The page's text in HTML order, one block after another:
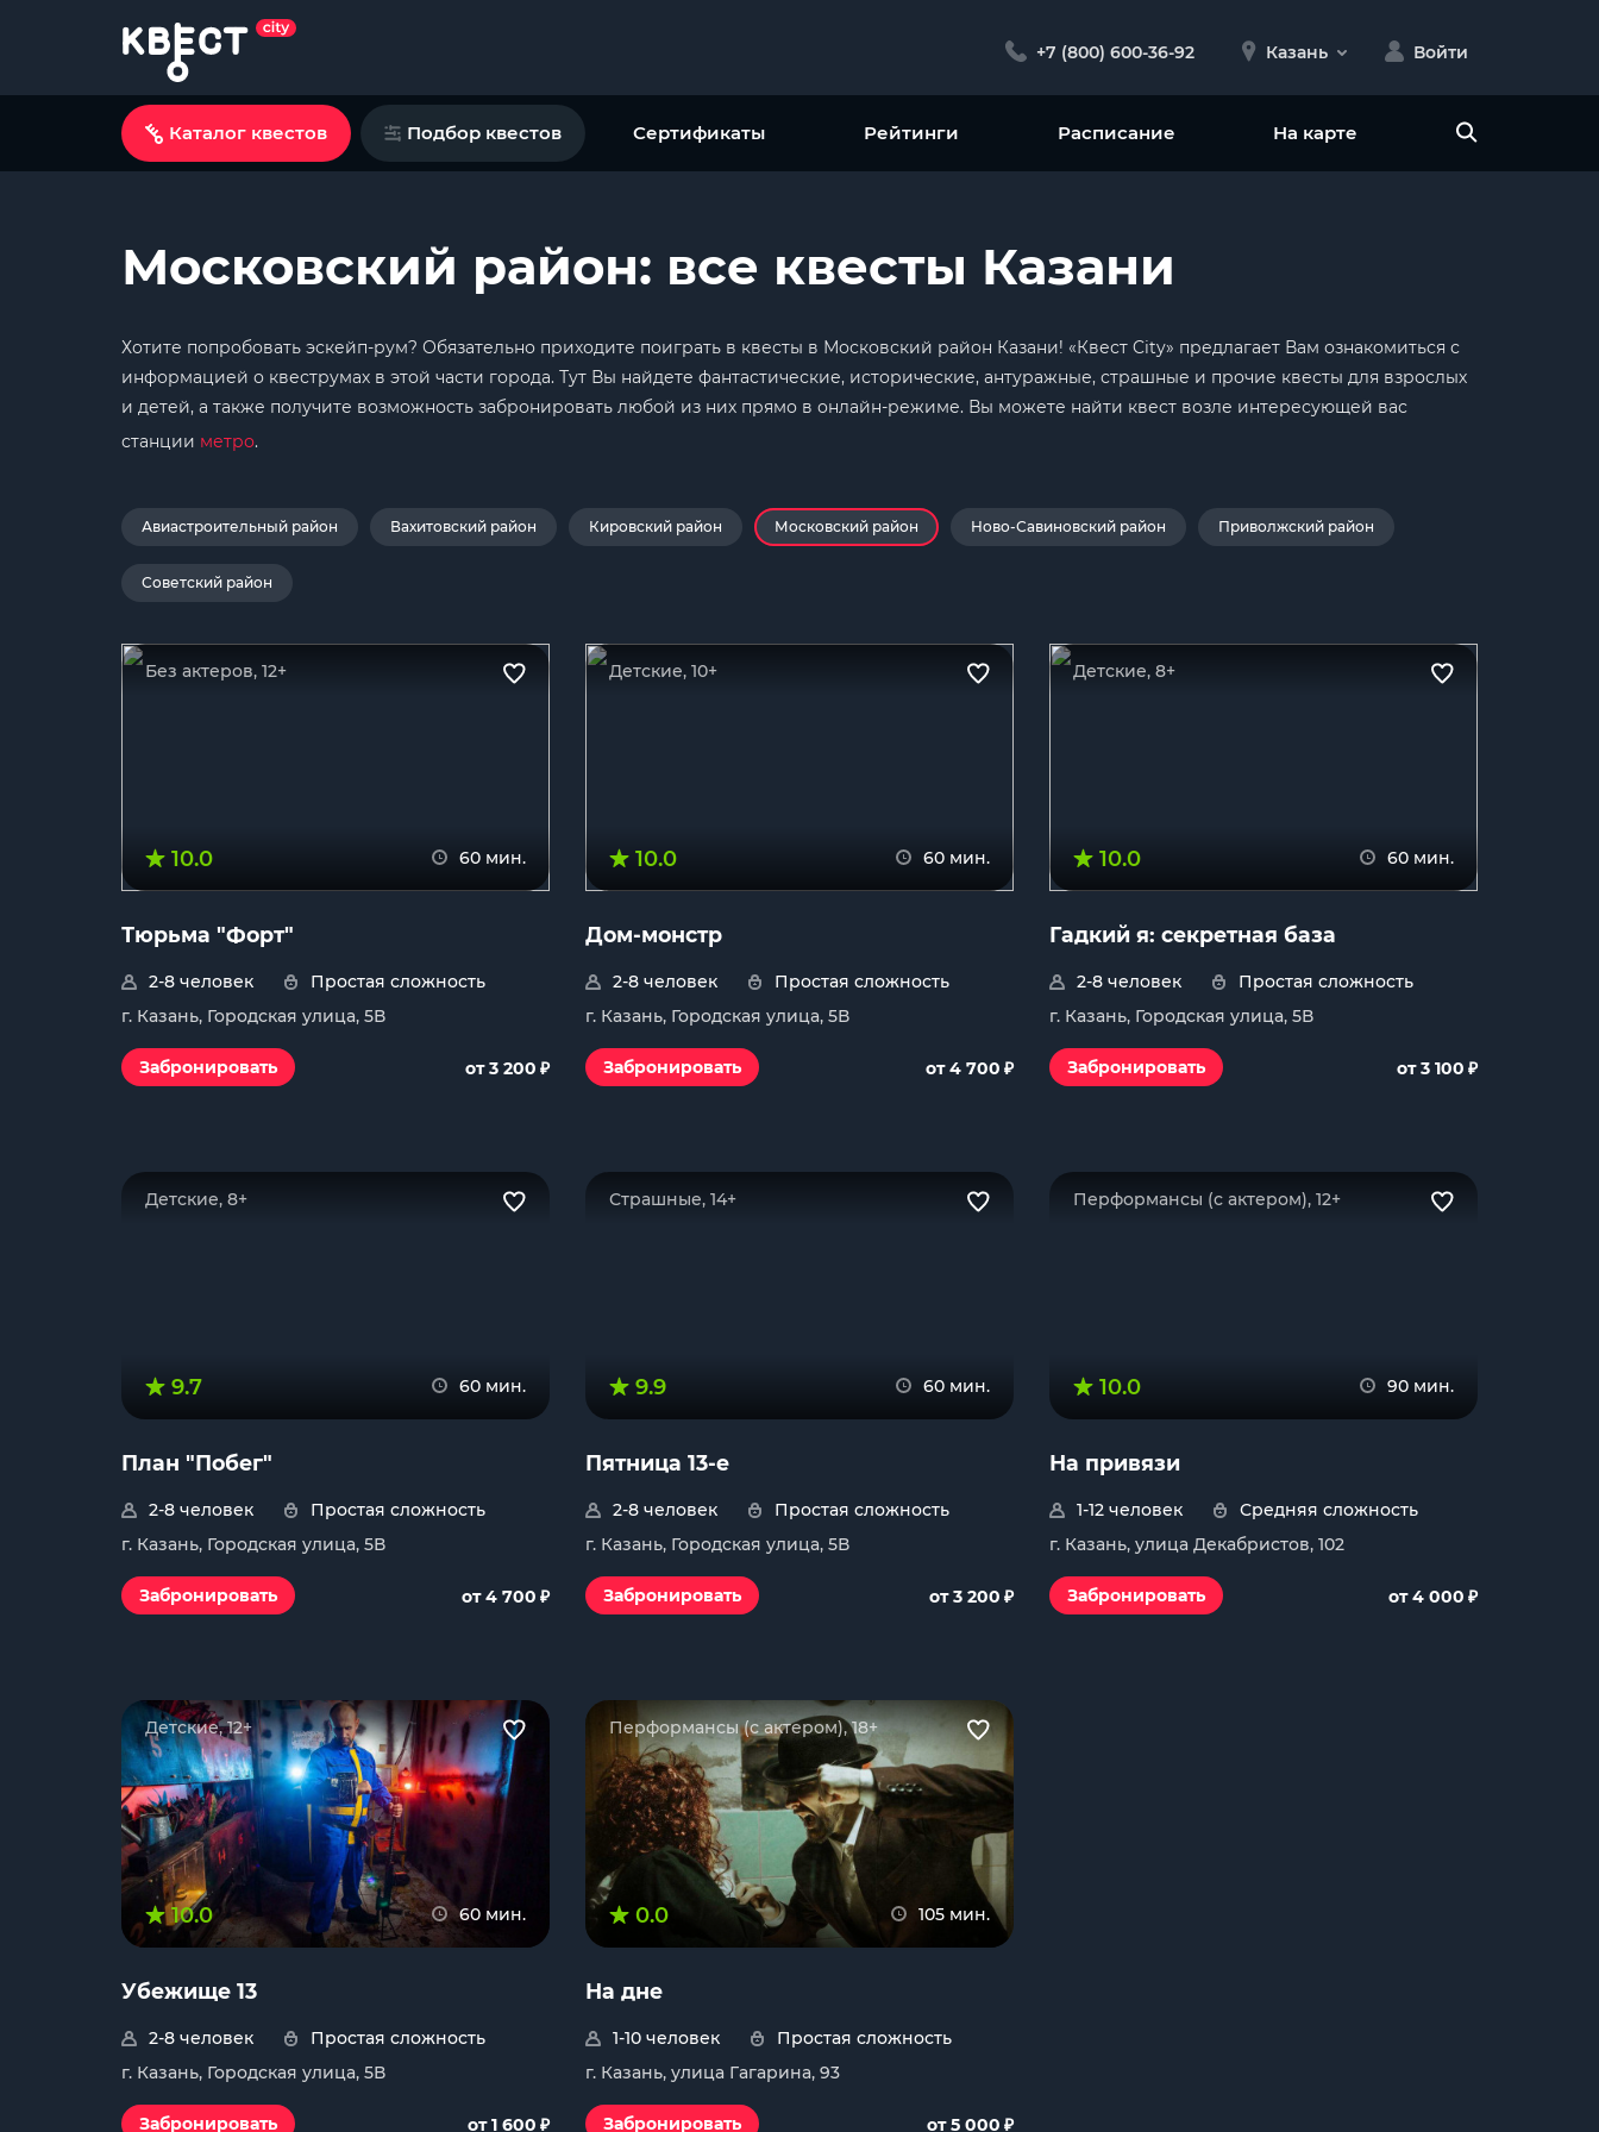
+7 (800) 600-36-92 Казань Войти
Каталог квестов Подбор квестов Сертификаты Рейтинги Расписание На карте
Московский район: все квесты Казани
Хотите попробовать эскейп-рум? Обязательно приходите поиграть в квесты в Московский район Казани! «Квест City» предлагает Вам ознакомиться с
информацией о квеструмах в этой части города. Тут Вы найдете фантастические, исторические, антуражные, страшные и прочие квесты для взрослых
и детей, а также получите возможность забронировать любой из них прямо в онлайн-режиме. Вы можете найти квест возле интересующей вас
станции метро.
Авиастроительный район Вахитовский район Кировский район Московский район Ново-Савиновский район Приволжский район
Советский район
Без актеров, 12+
10.0 60 мин.
Тюрьма "Форт"
2-8 человек
Простая сложность
г. Казань, Городская улица, 5В
Забронировать от 3 200 ₽
Детские, 10+
10.0 60 мин.
Дом-монстр
2-8 человек
Простая сложность
г. Казань, Городская улица, 5В
Забронировать от 4 700 ₽
Детские, 8+
10.0 60 мин.
Гадкий я: секретная база
2-8 человек
Простая сложность
г. Казань, Городская улица, 5В
Забронировать от 3 100 ₽
Детские, 8+
9.7 60 мин.
План "Побег"
2-8 человек
Простая сложность
г. Казань, Городская улица, 5В
Забронировать от 4 700 ₽
Страшные, 14+
9.9 60 мин.
Пятница 13-е
2-8 человек
Простая сложность
г. Казань, Городская улица, 5В
Забронировать от 3 200 ₽
Перформансы (с актером), 12+
10.0 90 мин.
На привязи
1-12 человек
Средняя сложность
г. Казань, улица Декабристов, 102
Забронировать от 4 000 ₽
Детские, 12+
10.0 60 мин.
Убежище 13
2-8 человек
Простая сложность
г. Казань, Городская улица, 5В
Забронировать от 1 600 ₽
Перформансы (с актером), 18+
0.0 105 мин.
На дне
1-10 человек
Простая сложность
г. Казань, улица Гагарина, 93
Забронировать от 5 000 ₽